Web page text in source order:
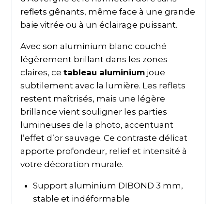
reflets gênants, même face à une grande
baie vitrée ou à un éclairage puissant.
Avec son aluminium blanc couché
légèrement brillant dans les zones
claires, ce tableau aluminium joue
subtilement avec la lumière. Les reflets
restent maîtrisés, mais une légère
brillance vient souligner les parties
lumineuses de la photo, accentuant
l’effet d’or sauvage. Ce contraste délicat
apporte profondeur, relief et intensité à
votre décoration murale.
Support aluminium DIBOND 3 mm,
stable et indéformable